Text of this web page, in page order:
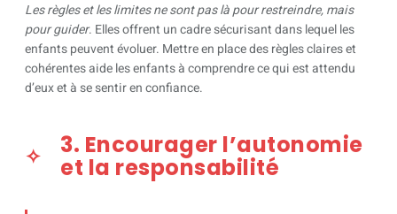
Les règles et les limites ne sont pas là pour restreindre, mais
pour guider. Elles offrent un cadre sécurisant dans lequel les
enfants peuvent évoluer. Mettre en place des règles claires et
cohérentes aide les enfants à comprendre ce qui est attendu
d’eux et à se sentir en confiance.
3. Encourager l’autonomie
et la responsabilité